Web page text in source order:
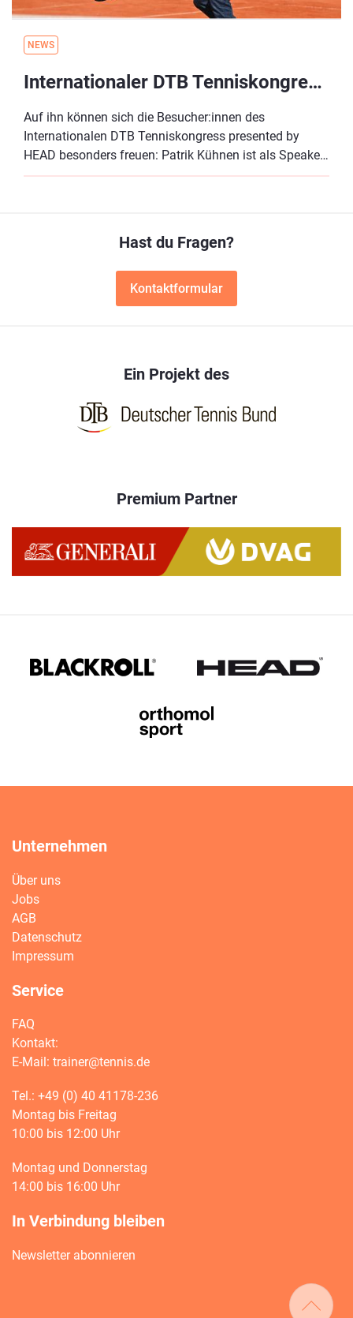
NEWS
Internationaler DTB Tenniskongress presented by HEAD: Kühnen, Sportmediziner Kinateder und mehr dabei
Auf ihn können sich die Besucher:innen des
Internationalen DTB Tenniskongress presented by
HEAD besonders freuen: Patrik Kühnen ist als Speaker
bei Deutschlands größter Tenniskonferenz dabei!
Hast du Fragen?
Kontaktformular
Ein Projekt des
Premium Partner
Unternehmen
Über uns
Jobs
AGB
Datenschutz
Impressum
Service
FAQ
Kontakt:
E-Mail: trainer@tennis.de
Tel.: +49 (0) 40 41178-236
Montag bis Freitag
10:00 bis 12:00 Uhr
Montag und Donnerstag
14:00 bis 16:00 Uhr
In Verbindung bleiben
Newsletter abonnieren